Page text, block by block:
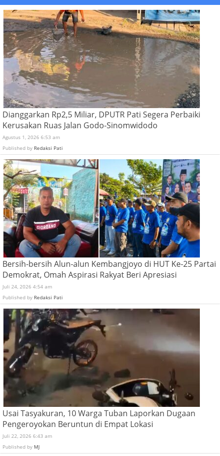
Dianggarkan Rp2,5 Miliar, DPUTR Pati Segera Perbaiki
Kerusakan Ruas Jalan Godo-Sinomwidodo
Agustus 1, 2026 6:53 am
Published by Redaksi Pati
Bersih-bersih Alun-alun Kembangjoyo di HUT Ke-25 Partai
Demokrat, Omah Aspirasi Rakyat Beri Apresiasi
Juli 24, 2026 4:54 am
Published by Redaksi Pati
Usai Tasyakuran, 10 Warga Tuban Laporkan Dugaan
Pengeroyokan Beruntun di Empat Lokasi
Juli 22, 2026 6:43 am
Published by MJ